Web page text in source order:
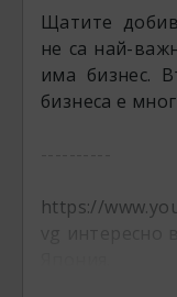
Щатите
не са най-
има бизнес.
бизнеса е
https://
интересно